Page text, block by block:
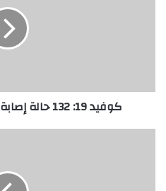
كوفيد 19: 132 حالة إصابة جديدة و83 حالة شفاء